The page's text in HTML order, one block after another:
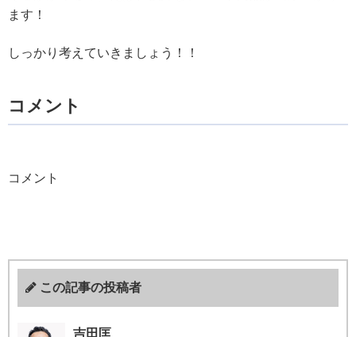
ます！
しっかり考えていきましょう！！
コメント
コメント
この記事の投稿者
吉田匡